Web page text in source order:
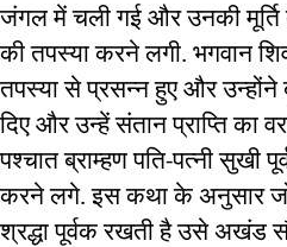
जंगल में चली गई और उनकी मूर्ति
की तपस्या करने लगी. भगवान
तपस्या से प्रसन्न हुए और उन्होंने
दिए और उन्हें संतान प्राप्ति का
पश्चात ब्राम्हण पति-पत्नी सुखी
करने लगे. इस कथा के अनुसार
श्रद्धा पूर्वक रखती है उसे अखंड